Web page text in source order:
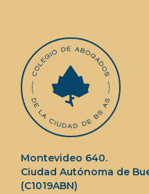
Montevideo 640.
Ciudad Autónoma de
(C1019ABN)